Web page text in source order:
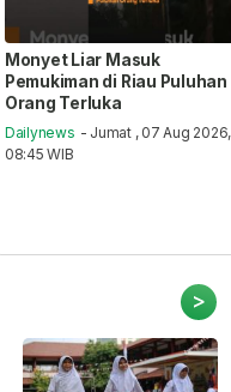
Monyet Liar Masuk
Pemukiman di Riau Puluhan
Orang Terluka
Dailynews - Jumat , 07 Aug 2026,
08:45 WIB
>